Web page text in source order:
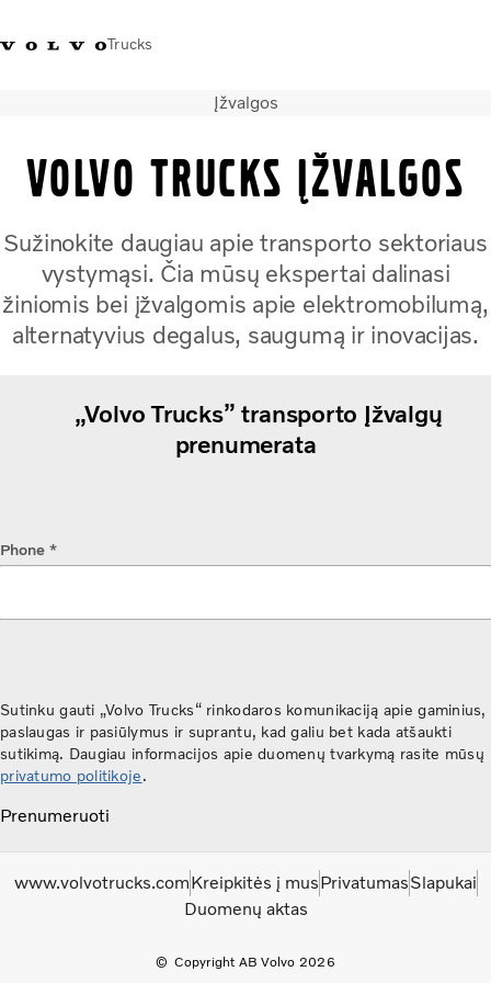
Trucks
Volvo Trucks parduotuvėPrisijungti
Transporto sprendimai
Paslaugos
Volvo Truck Builder
Kontaktai
Naujienos
Įžvalgos
Volvo Trucks įžvalgos
Sužinokite daugiau apie transporto sektoriaus
vystymąsi. Čia mūsų ekspertai dalinasi
žiniomis bei įžvalgomis apie elektromobilumą,
alternatyvius degalus, saugumą ir inovacijas.
„Volvo Trucks” transporto Įžvalgų
prenumerata
Phone *
Sutinku gauti „Volvo Trucks“ rinkodaros komunikaciją apie gaminius,
paslaugas ir pasiūlymus ir suprantu, kad galiu bet kada atšaukti
sutikimą. Daugiau informacijos apie duomenų tvarkymą rasite mūsų
privatumo politikoje.
Prenumeruoti
Copyright AB Volvo 2026
www.volvotrucks.comKreipkitės į musPrivatumasSlapukai
Duomenų aktas